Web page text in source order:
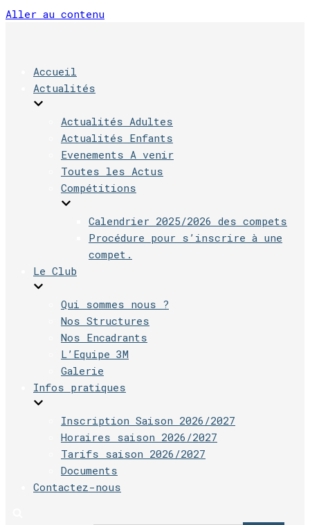
Aller au contenu
Accueil
Actualités
Actualités Adultes
Actualités Enfants
Evenements A venir
Toutes les Actus
Compétitions
Calendrier 2025/2026 des compets
Procédure pour s’inscrire à une
compet.
Le Club
Qui sommes nous ?
Nos Structures
Nos Encadrants
L’Equipe 3M
Galerie
Infos pratiques
Inscription Saison 2026/2027
Horaires saison 2026/2027
Tarifs saison 2026/2027
Documents
Contactez-nous